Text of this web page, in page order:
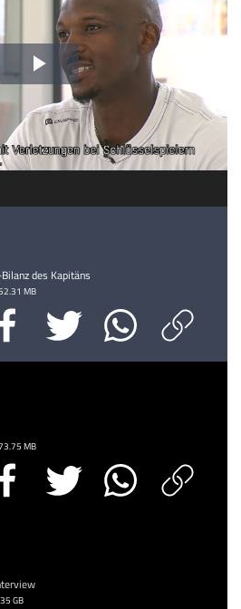
Video
abspielen
des Kapitäns
MB
MB
GB